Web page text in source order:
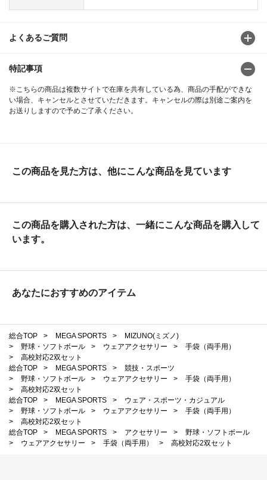
よくあるご質問
特記事項
※こちらの商品は複数サイトで在庫を共有している為、商品の手配ができな
い場合、キャンセルとさせていただきます。キャンセルの際は別途ご案内を
お送りしますので予めご了承ください。
この商品を見た方は、他にこんな商品を見ています
この商品を購入された方は、一緒にこんな商品を購入して
います。
あなたにおすすめのアイテム
総合TOP > MEGA SPORTS >
MIZUNO(ミズノ)
>
野球・ソフトボール > ウェアアクセサリー >
手袋（両手用）
>
高校対応2双セット
総合TOP
> MEGA SPORTS >
競技・スポーツ
>
野球・ソフトボール > ウェアアクセサリー >
手袋（両手用）
>
高校対応2双セット
総合TOP
> MEGA SPORTS >
ウェア・スポーツ・カジュアル
>
野球・ソフトボール > ウェアアクセサリー >
手袋（両手用）
>
高校対応2双セット
総合TOP
> MEGA SPORTS > アクセサリー >
野球・ソフトボール
>
ウェアアクセサリー > 手袋（両手用） > 高校対応2双セット